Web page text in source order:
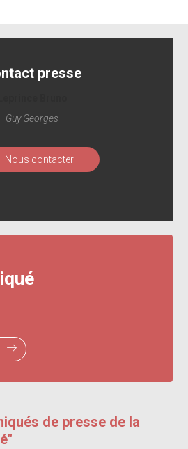
presse
Guy Georges
Nous contacter
de presse de la